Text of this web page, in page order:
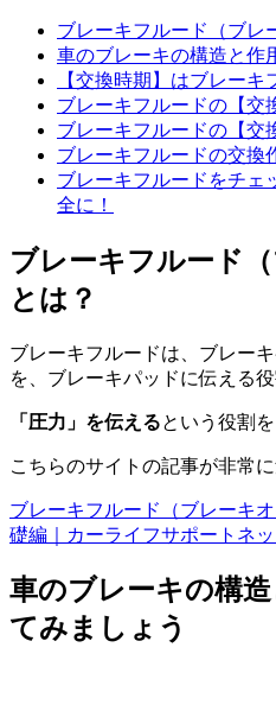
ブレーキフルード（ブレ
車のブレーキの構造と作
【交換時期】はブレー
ブレーキフルードの【交
ブレーキフルードの【交
ブレーキフルードの交換
ブレーキフルードをチェ
全に！
ブレーキフルード
とは？
ブレーキフルードは、ブレー
を、ブレーキパッドに伝える役
「圧力」を伝えるという役割
こちらのサイトの記事が非常
ブレーキフルード（ブレーキ
礎編｜カーライフサポートネッ
車のブレーキの構
てみましょう